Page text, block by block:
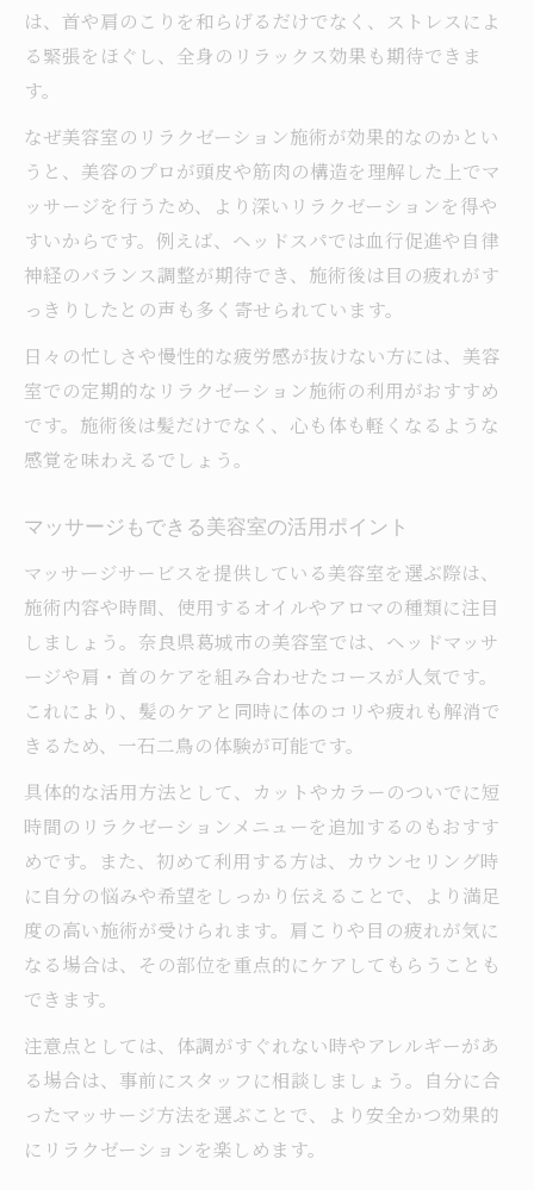
は、首や肩のこりを和らげるだけでなく、ストレスによ
る緊張をほぐし、全身のリラックス効果も期待できま
す。
なぜ美容室のリラクゼーション施術が効果的なのかとい
うと、美容のプロが頭皮や筋肉の構造を理解した上でマ
ッサージを行うため、より深いリラクゼーションを得や
すいからです。例えば、ヘッドスパでは血行促進や自律
神経のバランス調整が期待でき、施術後は目の疲れがす
っきりしたとの声も多く寄せられています。
日々の忙しさや慢性的な疲労感が抜けない方には、美容
室での定期的なリラクゼーション施術の利用がおすすめ
です。施術後は髪だけでなく、心も体も軽くなるような
感覚を味わえるでしょう。
マッサージもできる美容室の活用ポイント
マッサージサービスを提供している美容室を選ぶ際は、
施術内容や時間、使用するオイルやアロマの種類に注目
しましょう。奈良県葛城市の美容室では、ヘッドマッサ
ージや肩・首のケアを組み合わせたコースが人気です。
これにより、髪のケアと同時に体のコリや疲れも解消で
きるため、一石二鳥の体験が可能です。
具体的な活用方法として、カットやカラーのついでに短
時間のリラクゼーションメニューを追加するのもおすす
めです。また、初めて利用する方は、カウンセリング時
に自分の悩みや希望をしっかり伝えることで、より満足
度の高い施術が受けられます。肩こりや目の疲れが気に
なる場合は、その部位を重点的にケアしてもらうことも
できます。
注意点としては、体調がすぐれない時やアレルギーがあ
る場合は、事前にスタッフに相談しましょう。自分に合
ったマッサージ方法を選ぶことで、より安全かつ効果的
にリラクゼーションを楽しめます。